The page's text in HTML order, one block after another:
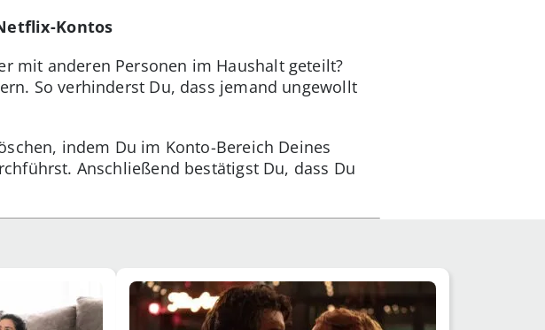
Kontos
mit anderen Personen im Haushalt geteilt?
So verhinderst Du, dass jemand ungewollt
indem Du im Konto-Bereich Deines
Anschließend bestätigst Du, dass Du